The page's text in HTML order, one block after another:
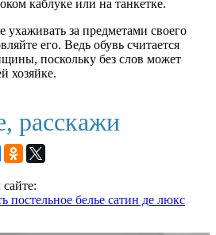
каблуке или на танкетке.
ухаживать за предметами своего
его. Ведь обувь считается
поскольку без слов может
хозяйке.
расскажи
постельное белье сатин де люкс